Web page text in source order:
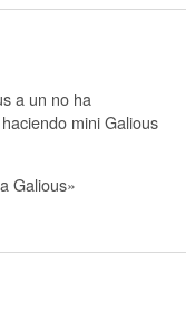
a un no ha
mini Galious
Galious»